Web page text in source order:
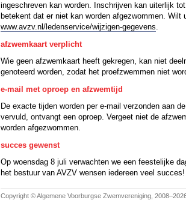
ingeschreven kan worden. Inschrijven kan uiterlijk
betekent dat er niet kan worden afgezwommen.
www.avzv.nl/ledenservice/wijzigen-gegevens.
afzwemkaart verplicht
Wie geen afzwemkaart heeft gekregen, kan niet
genoteerd worden, zodat het proefzwemmen niet
e-mail met oproep en afzwemtijd
De exacte tijden worden per e-mail verzonden aan
vervuld, ontvangt een oproep. Vergeet niet de
worden afgezwommen.
succes gewenst
Op woensdag 8 juli verwachten we een feestelijke
het bestuur van AVZV wensen iedereen veel succes!
Copyright © Algemene Voorburgse Zwemvereniging,